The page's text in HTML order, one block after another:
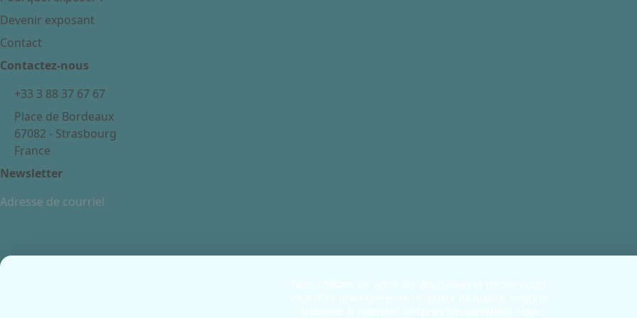
Devenir exposant
Contact
Contactez-nous
+33 3 88 37 67 67
Place de Bordeaux
67082 - Strasbourg
France
Newsletter
Mentions légales